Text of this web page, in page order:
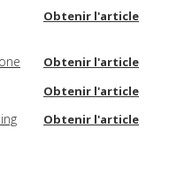
Obtenir l'article
Obtenir l'article
Obtenir l'article
Obtenir l'article